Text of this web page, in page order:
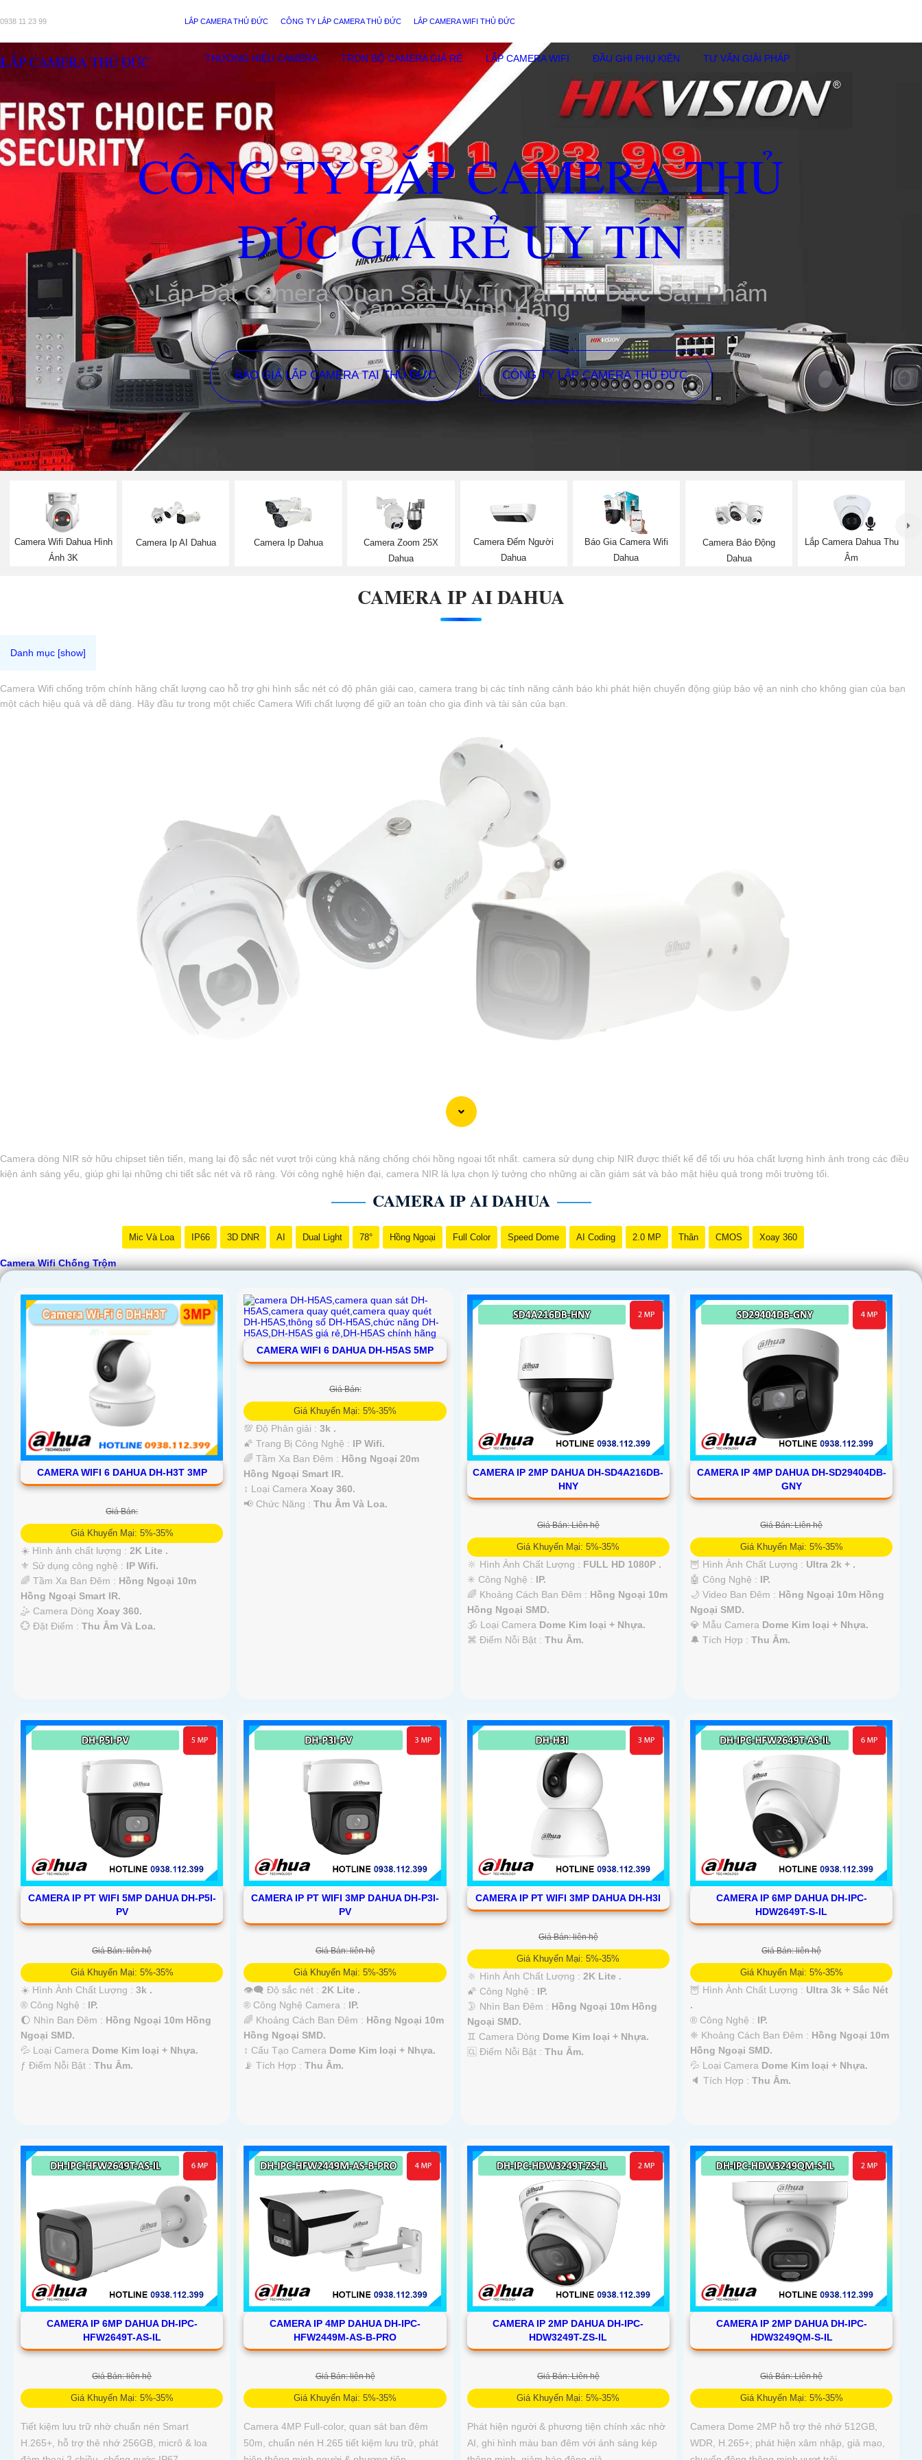
0938 11 23 99 LẮP CAMERA THỦ ĐỨC CÔNG TY LẮP CAMERA THỦ ĐỨC LẮP CAMERA WIFI THỦ ĐỨC
LẮP CAMERA THỦ ĐỨC THƯƠNG HIỆU CAMERA TRỌN BỘ CAMERA GIÁ RẺ LẮP CAMERA WIFI ĐẦU GHI PHỤ KIÊN TƯ VẤN GIẢI PHÁP
CÔNG TY LẮP CAMERA THỦ
ĐỨC GIÁ RẺ UY TÍN
Lắp Đặt Camera Quan Sát Uy Tín Tại Thủ Đức Sản Phẩm
Camera Chính Hãng
BÁO GIÁ LẮP CAMERA TẠI THỦ ĐỨC CÔNG TY LẮP CAMERA THỦ ĐỨC
Camera Wifi Dahua Hình
Ảnh 3K
Camera Ip AI Dahua Camera Ip Dahua
Camera Zoom 25X
Dahua
Camera Đếm Người
Dahua
Báo Gia Camera Wifi
Dahua
Camera Báo Động
Dahua
Lắp Camera Dahua Thu
Âm
CAMERA IP AI DAHUA
Camera Wifi chống trộm chính hãng chất lượng cao hỗ trợ ghi hình sắc nét có độ phân giải cao, camera trang bị các tính năng cảnh báo khi phát hiện chuyển động giúp bảo vệ an ninh cho không gian của bạn
một cách hiệu quả và dễ dàng. Hãy đầu tư trong một chiếc Camera Wifi chất lượng để giữ an toàn cho gia đình và tài sản của bạn.
Camera dòng NIR sở hữu chipset tiên tiến, mang lại độ sắc nét vượt trội cùng khả năng chống chói hồng ngoại tốt nhất. camera sử dụng chip NIR được thiết kế để tối ưu hóa chất lượng hình ảnh trong các điều
kiện ánh sáng yếu, giúp ghi lại những chi tiết sắc nét và rõ ràng. Với công nghệ hiện đại, camera NIR là lựa chọn lý tưởng cho những ai cần giám sát và bảo mật hiệu quả trong môi trường tối.
CAMERA IP AI DAHUA
Mic Và Loa IP66 3D DNR AI Dual Light 78° Hồng Ngoại Full Color Speed Dome AI Coding 2.0 MP Thân CMOS Xoay 360
Camera Wifi Chống Trộm
CAMERA WIFI 6 DAHUA DH-H3T 3MP
Giá Bán:
Giá Khuyến Mại: 5%-35%
☀️ Hình ảnh chất lượng : 2K Lite .
⚜️ Sử dụng công nghệ : IP Wifi.
🌈 Tầm Xa Ban Đêm : Hồng Ngoại 10m
Hồng Ngoại Smart IR.
🤹 Camera Dòng Xoay 360.
️💮 Đặt Điểm : Thu Âm Và Loa.
CAMERA WIFI 6 DAHUA DH-H5AS 5MP
Giá Bán:
Giá Khuyến Mại: 5%-35%
💯 Độ Phân giải :3k .
🌠 Trang Bị Công Nghệ : IP Wifi.
🌈 Tầm Xa Ban Đêm : Hồng Ngoại 20m
Hồng Ngoại Smart IR.
↕️ Loại Camera Xoay 360.
️📢 Chức Năng :Thu Âm Và Loa.
CAMERA IP 2MP DAHUA DH-SD4A216DB-
HNY
Giá Bán: Liên hệ
Giá Khuyến Mại: 5%-35%
🔆 Hình Ành Chất Lượng : FULL HD 1080P .
✳️ Công Nghệ : IP.
🌈 Khoảng Cách Ban Đêm : Hồng Ngoại 10m
Hồng Ngoại SMD.
🕉️ Loại Camera Dome Kim loại + Nhựa.
️⌘ Điểm Nỗi Bật : Thu Âm.
CAMERA IP 4MP DAHUA DH-SD29404DB-
GNY
Giá Bán: Liên hệ
Giá Khuyến Mại: 5%-35%
🦉 Hình Ành Chất Lượng : Ultra 2k + .
🤖️ Công Nghệ : IP.
🌙 Video Ban Đêm : Hồng Ngoại 10m Hồng
Ngoại SMD.
💎 Mẫu Camera Dome Kim loại + Nhựa.
️🔔 Tích Hợp :Thu Âm.
CAMERA IP PT WIFI 5MP DAHUA DH-P5I-
PV
Giá Bán: liên hệ
Giá Khuyến Mại: 5%-35%
☀️ Hình Ành Chất Lượng : 3k .
®️ Công Nghệ : IP.
🌔 Nhìn Ban Đêm : Hồng Ngoại 10m Hồng
Ngoại SMD.
💦 Loại Camera Dome Kim loại + Nhựa.
️ƒ Điểm Nỗi Bật : Thu Âm.
CAMERA IP PT WIFI 3MP DAHUA DH-P3I-
PV
Giá Bán: liên hệ
Giá Khuyến Mại: 5%-35%
👁️‍🗨 Độ sắc nét :2K Lite .
®️ Công Nghệ Camera : IP.
🌈 Khoảng Cách Ban Đêm : Hồng Ngoại 10m
Hồng Ngoại SMD.
↕️ Cấu Tạo Camera Dome Kim loại + Nhựa.
️📡 Tích Hợp :Thu Âm.
CAMERA IP PT WIFI 3MP DAHUA DH-H3I
Giá Bán: liên hệ
Giá Khuyến Mại: 5%-35%
🔆 Hình Ành Chất Lượng : 2K Lite .
🌠 Công Nghệ : IP.
🌛 Nhìn Ban Đêm : Hồng Ngoại 10m Hồng
Ngoại SMD.
♊ Camera Dòng Dome Kim loại + Nhựa.
️🆑 Điểm Nỗi Bật : Thu Âm.
CAMERA IP 6MP DAHUA DH-IPC-
HDW2649T-S-IL
Giá Bán: liên hệ
Giá Khuyến Mại: 5%-35%
🦉 Hình Ành Chất Lượng : Ultra 3k + Sắc Nét
.
®️ Công Nghệ : IP.
❈ Khoảng Cách Ban Đêm : Hồng Ngoại 10m
Hồng Ngoại SMD.
💦 Loại Camera Dome Kim loại + Nhựa.
️🔈 Tích Hợp :Thu Âm.
CAMERA IP 6MP DAHUA DH-IPC-
HFW2649T-AS-IL
Giá Bán: liên hệ
Giá Khuyến Mại: 5%-35%
Tiết kiệm lưu trữ nhờ chuẩn nén Smart
H.265+, hỗ trợ thẻ nhớ 256GB, micrô & loa
CAMERA IP 4MP DAHUA DH-IPC-
HFW2449M-AS-B-PRO
Giá Bán: liên hệ
Giá Khuyến Mại: 5%-35%
Camera 4MP Full-color, quan sát ban đêm
50m, chuẩn nén H.265 tiết kiệm lưu trữ, phát
CAMERA IP 2MP DAHUA DH-IPC-
HDW3249T-ZS-IL
Giá Bán: Liên hệ
Giá Khuyến Mại: 5%-35%
Phát hiện người & phương tiện chính xác nhờ
AI, ghi hình màu ban đêm với ánh sáng kép
CAMERA IP 2MP DAHUA DH-IPC-
HDW3249QM-S-IL
Giá Bán: Liên hệ
Giá Khuyến Mại: 5%-35%
Camera Dome 2MP hỗ trợ thẻ nhớ 512GB,
WDR, H.265+; phát hiện xâm nhập, giả mạo,